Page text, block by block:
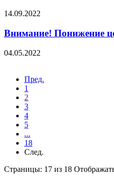
14.09.2022
Внимание! Понижение
04.05.2022
Пред.
1
2
3
4
5
...
18
След.
Страницы: 17 из 18